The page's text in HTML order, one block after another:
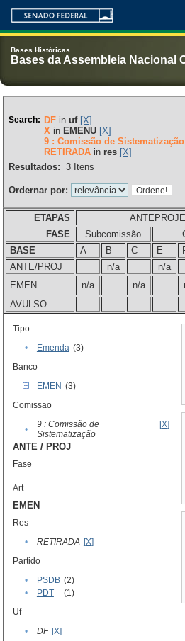
Bases Históricas
Bases da Assembleia Nacional
Search: DFin uf [X]
Xin EMENU [X]
9 : Comissão de Sistematização
RETIRADAin res [X]
Resultados: 3Itens
Ordernar por:
ETAPAS
FASE
Subcomissão
BASE
A B C E
ANTE/PROJ
n/a n/a
EMEN
n/a n/a
AVULSO
Tipo
•
Emenda (3)
Banco
EMEN (3)
Comissao
•
9 : Comissão de
Sistematização
[X]
ANTE / PROJ
Fase
Art
EMEN
Res
•
RETIRADA [X]
Partido
•
PSDB (2)
•
PDT
(1)
Uf
•
DF [X]